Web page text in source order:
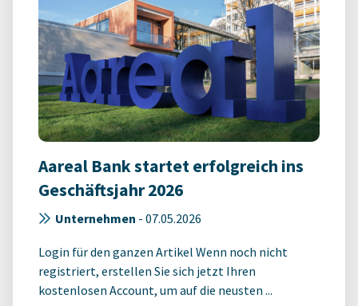
Aareal Bank startet erfolgreich ins
Geschäftsjahr 2026
Unternehmen - 07.05.2026
Login für den ganzen Artikel Wenn noch nicht
registriert, erstellen Sie sich jetzt Ihren
kostenlosen Account, um auf die neusten ...